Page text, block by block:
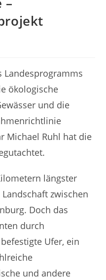
Landesprogramms
ökologische
und die
Michael Ruhl hat die
längster
zwischen
Doch das
durch
Ufer, ein
und andere